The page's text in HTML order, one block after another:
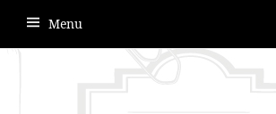
Menu